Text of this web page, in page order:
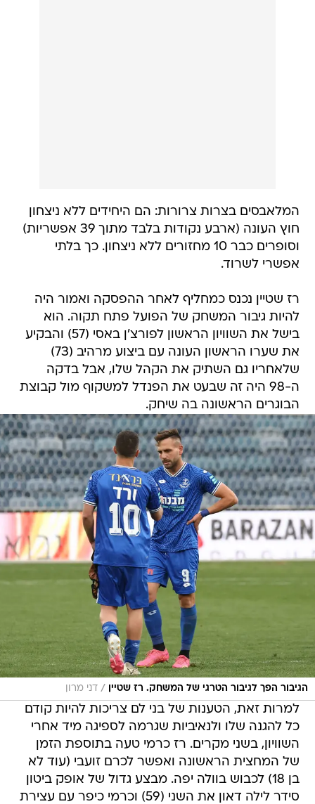
המלאבסים בצרות צרורות: הם היחידים ללא ניצחון
חוץ העונה (ארבע נקודות בלבד מתוך 39 אפשריות)
וסופרים כבר 10 מחזורים ללא ניצחון. כך בלתי
אפשרי לשרוד.
רז שטיין נכנס כמחליף לאחר ההפסקה ואמור היה
להיות גיבור המשחק של הפועל פתח תקוה. הוא
בישל את השוויון הראשון לפורצ'ן באסי (57) והבקיע
את שערו הראשון העונה עם ביצוע מרהיב (73)
שלאחריו גם השתיק את הקהל שלו, אבל בדקה
ה-98 היה זה שבעט את הפנדל למשקוף מול קבוצת
הבוגרים הראשונה בה שיחק.
הגיבור הפך לגיבור הטרגי של המשחק. רז שטיין / דני מרון
למרות זאת, הטענות של בני לם צריכות להיות קודם
כל להגנה שלו ולנאיביות שגרמה לספיגה מיד אחרי
השוויון, בשני מקרים. רז כרמי טעה בתוספת הזמן
של המחצית הראשונה ואפשר לכרם זועבי (עוד לא
בן 18) לכבוש בוולה יפה. מבצע גדול של אופק ביטון
סידר לילה דאון את השני (59) וכרמי כיפר עם עצירת